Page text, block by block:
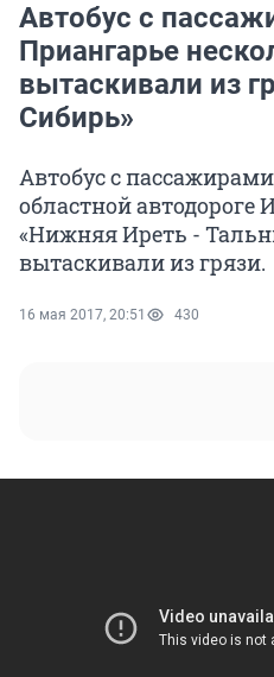
Автобус с
Приангарье
вытаскивали из
Сибирь»
Автобус с
областной автодороге
«Нижняя Иреть -
вытаскивали из грязи.
16 мая 2017, 20:51 430